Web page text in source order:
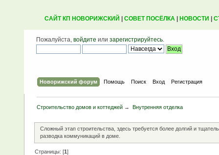
САЙТ КП НОВОРИЖСКИЙ СОВЕТ ПОСЁЛКА| НОВОСТИ
Пожалуйста, войдите или зарегистрируйтесь.
Новорижский форум Помощь Поиск Вход Регистрация
Строительство домов и коттеджей → Внутренняя отделка
Сложный этап строительства, здесь требуется более долгий и
разводка коммуникаций в доме.
Страницы: [1]